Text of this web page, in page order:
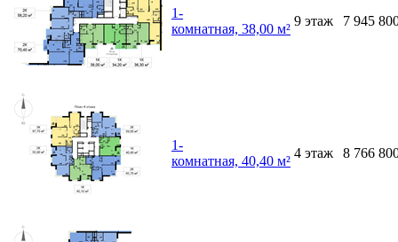
1-
комнатная, 38,00 м²
9 этаж 7 945
1-
комнатная, 40,40 м²
4 этаж 8 766